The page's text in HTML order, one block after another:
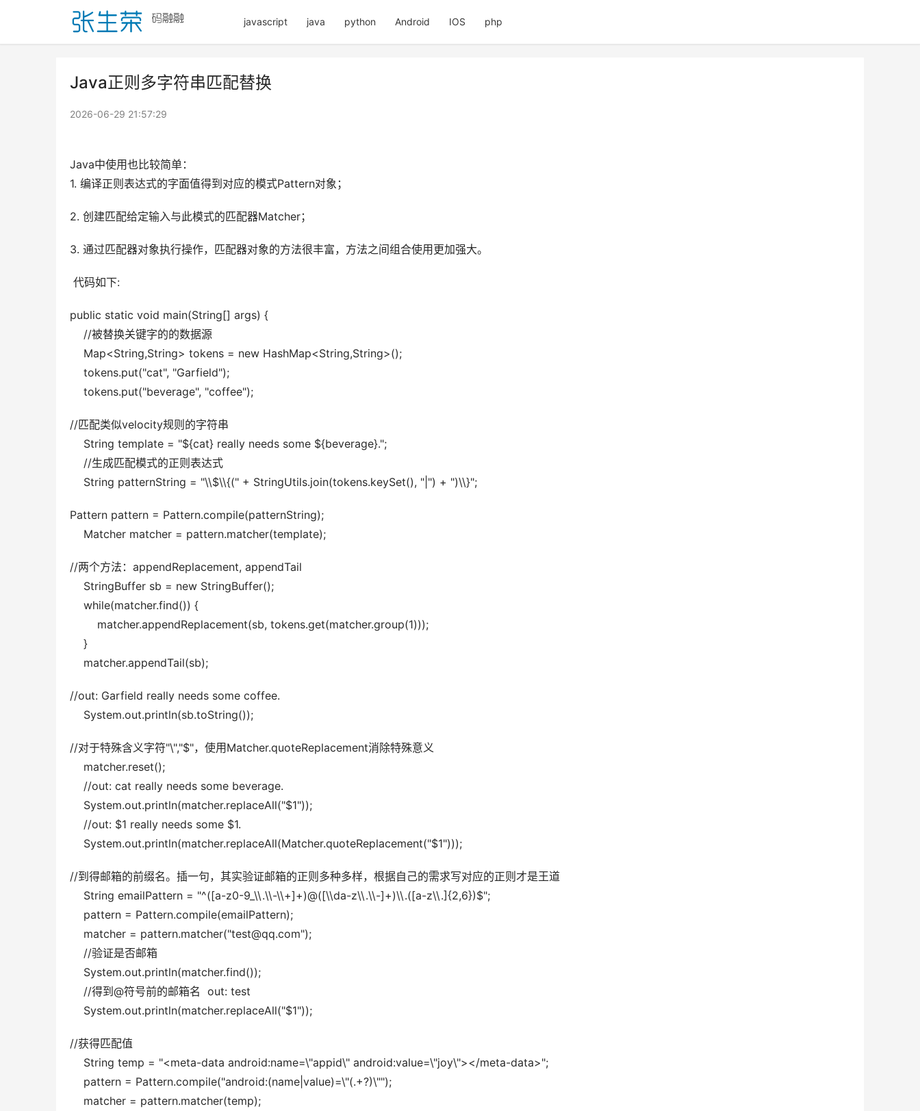
javascript java python Android IOS php
Java正则多字符串匹配替换
2026-06-29 21:57:29
Java中使用也比较简单：
1. 编译正则表达式的字面值得到对应的模式Pattern对象；
2. 创建匹配给定输入与此模式的匹配器Matcher；
3. 通过匹配器对象执行操作，匹配器对象的方法很丰富，方法之间组合使用更加强大。
代码如下:
public static void main(String[] args) {
//被替换关键字的的数据源
Map<String,String> tokens = new HashMap<String,String>();
tokens.put("cat", "Garfield");
tokens.put("beverage", "coffee");
//匹配类似velocity规则的字符串
String template = "${cat} really needs some ${beverage}.";
//生成匹配模式的正则表达式
String patternString = "\\$\\{(" + StringUtils.join(tokens.keySet(), "|") + ")\\}";
Pattern pattern = Pattern.compile(patternString);
Matcher matcher = pattern.matcher(template);
//两个方法：appendReplacement, appendTail
StringBuffer sb = new StringBuffer();
while(matcher.find()) {
matcher.appendReplacement(sb, tokens.get(matcher.group(1)));
}
matcher.appendTail(sb);
//out: Garfield really needs some coffee.
System.out.println(sb.toString());
//对于特殊含义字符"\","$"，使用Matcher.quoteReplacement消除特殊意义
matcher.reset();
//out: cat really needs some beverage.
System.out.println(matcher.replaceAll("$1"));
//out: $1 really needs some $1.
System.out.println(matcher.replaceAll(Matcher.quoteReplacement("$1")));
//到得邮箱的前缀名。插一句，其实验证邮箱的正则多种多样，根据自己的需求写对应的正则才是王道
String emailPattern = "^([a-z0-9_\\.\\-\\+]+)@([\\da-z\\.\\-]+)\\.([a-z\\.]{2,6})$";
pattern = Pattern.compile(emailPattern);
matcher = pattern.matcher("test@qq.com");
//验证是否邮箱
System.out.println(matcher.find());
//得到@符号前的邮箱名  out: test
System.out.println(matcher.replaceAll("$1"));
//获得匹配值
String temp = "<meta-data android:name=\"appid\" android:value=\"joy\"></meta-data>";
pattern = Pattern.compile("android:(name|value)=\"(.+?)\"");
matcher = pattern.matcher(temp);